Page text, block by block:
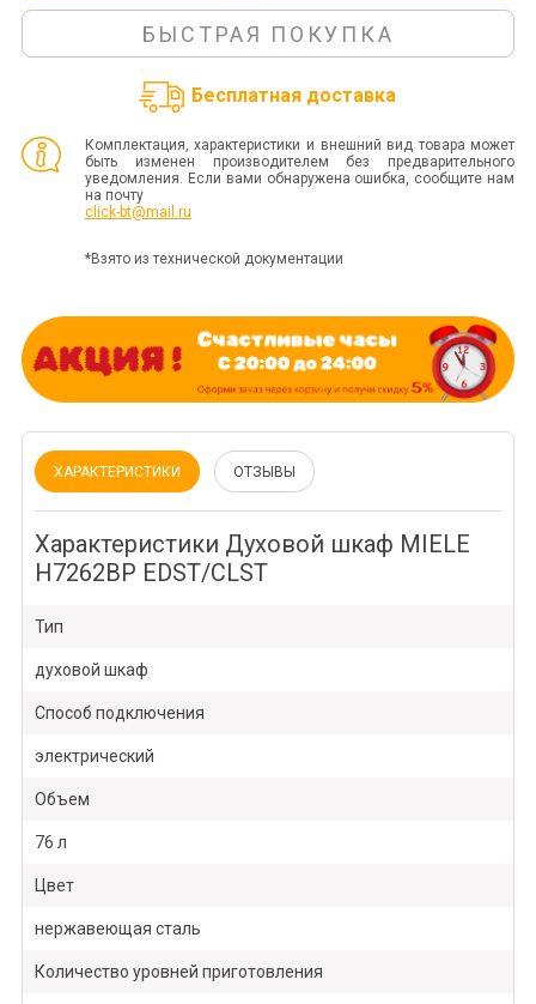
БЫСТРАЯ ПОКУПКА
Бесплатная доставка
Комплектация, характеристики и внешний вид товара может
быть изменен производителем без предварительного
уведомления. Если вами обнаружена ошибка, сообщите нам
на почту
click-bt@mail.ru
*Взято из технической документации
ХАРАКТЕРИСТИКИ ОТЗЫВЫ
Характеристики Духовой шкаф MIELE
H7262BP EDST/CLST
Тип
духовой шкаф
Способ подключения
электрический
Объем
76 л
Цвет
нержавеющая сталь
Количество уровней приготовления